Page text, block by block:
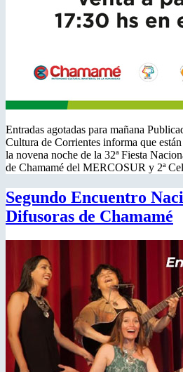
Entradas agotadas para mañana
Cultura de Corrientes informa que están
la novena noche de la 32ª Fiesta
de Chamamé del MERCOSUR y 2ª
Segundo Encuentro
Difusoras de Chamamé